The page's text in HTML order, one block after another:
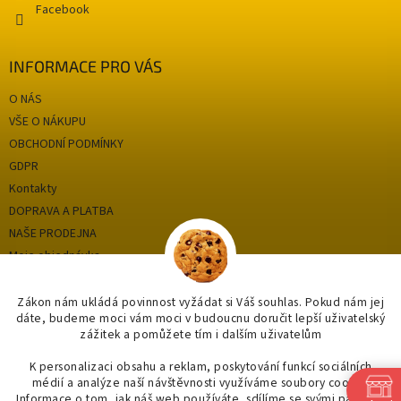
Zákon nám ukládá povinnost vyžádat si Váš souhlas. Pokud nám jej
dáte, budeme moci vám moci v budoucnu doručit lepší uživatelský
zážitek a pomůžete tím i dalším uživatelům
K personalizaci obsahu a reklam, poskytování funkcí sociálních
médií a analýze naší návštěvnosti využíváme soubory cookie.
Facebook
INFORMACE PRO VÁS
O NÁS
VŠE O NÁKUPU
OBCHODNÍ PODMÍNKY
GDPR
Kontakty
DOPRAVA A PLATBA
NAŠE PRODEJNA
Moje objednávka
Kategorie
OUTLET až -75%
OBKLADY A DLAŽBY